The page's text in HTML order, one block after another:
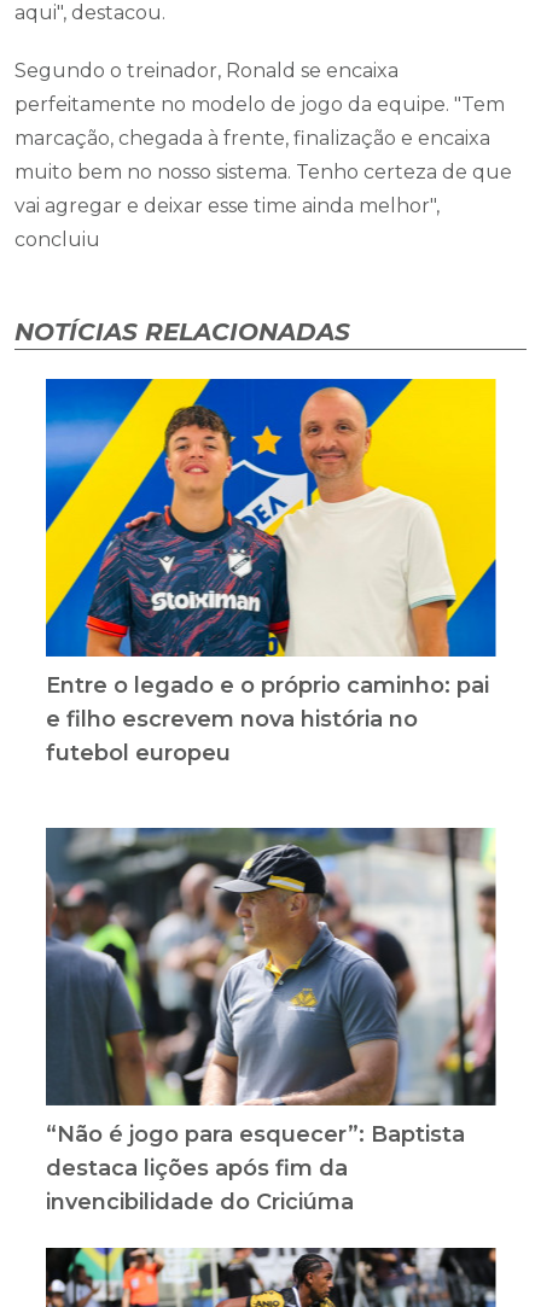
aqui", destacou.
Segundo o treinador, Ronald se encaixa
perfeitamente no modelo de jogo da equipe. "Tem
marcação, chegada à frente, finalização e encaixa
muito bem no nosso sistema. Tenho certeza de que
vai agregar e deixar esse time ainda melhor",
concluiu
NOTÍCIAS RELACIONADAS
Entre o legado e o próprio caminho: pai
e filho escrevem nova história no
futebol europeu
“Não é jogo para esquecer”: Baptista
destaca lições após fim da
invencibilidade do Criciúma